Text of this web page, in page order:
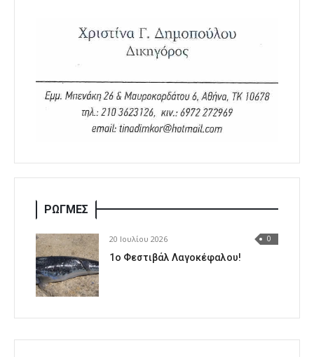
ΡΩΓΜΕΣ
20 Ιουλίου 2026 0
1o Φεστιβάλ Λαγοκέφαλου!